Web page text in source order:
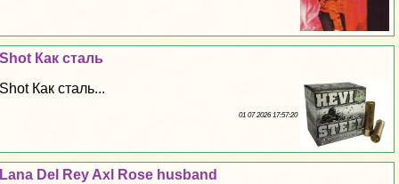
Shot Как сталь
Shot Как сталь...
01 07 2026 17:57:20
Lana Del Rey Axl Rose husband